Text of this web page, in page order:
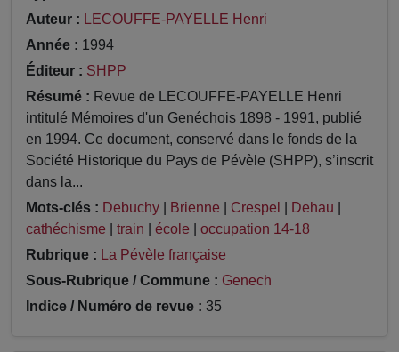
Auteur : LECOUFFE-PAYELLE Henri
Année : 1994
Éditeur : SHPP
Résumé : Revue de LECOUFFE-PAYELLE Henri
intitulé Mémoires d'un Genéchois 1898 - 1991, publié
en 1994. Ce document, conservé dans le fonds de la
Société Historique du Pays de Pévèle (SHPP), s’inscrit
dans la...
Mots-clés : Debuchy Brienne Crespel Dehau
cathéchisme
train école
occupation 14-18
Rubrique : La Pévèle française
Sous-Rubrique / Commune : Genech
Indice / Numéro de revue : 35